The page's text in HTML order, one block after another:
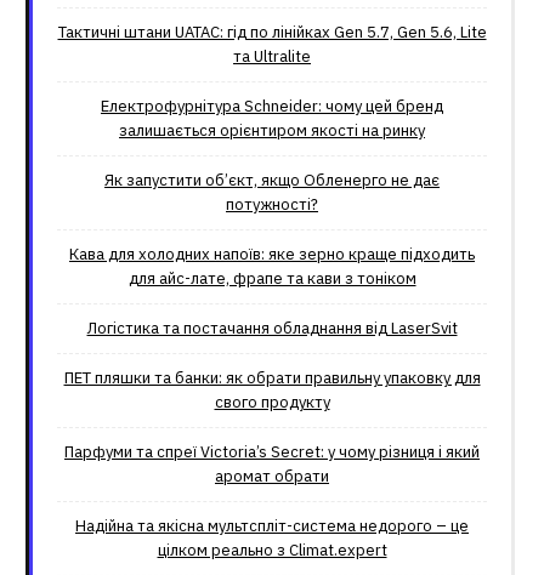
Тактичні штани UATAC: гід по лінійках Gen 5.7, Gen 5.6, Lite
та Ultralite
Електрофурнітура Schneider: чому цей бренд
залишається орієнтиром якості на ринку
Як запустити об’єкт, якщо Обленерго не дає
потужності?
Кава для холодних напоїв: яке зерно краще підходить
для айс-лате, фрапе та кави з тоніком
Логістика та постачання обладнання від LaserSvit
ПЕТ пляшки та банки: як обрати правильну упаковку для
свого продукту
Парфуми та спреї Victoria’s Secret: у чому різниця і який
аромат обрати
Надійна та якісна мультспліт-система недорого – це
цілком реально з Climat.еxpert